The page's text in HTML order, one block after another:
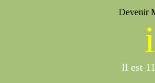
Devenir
i
Il est